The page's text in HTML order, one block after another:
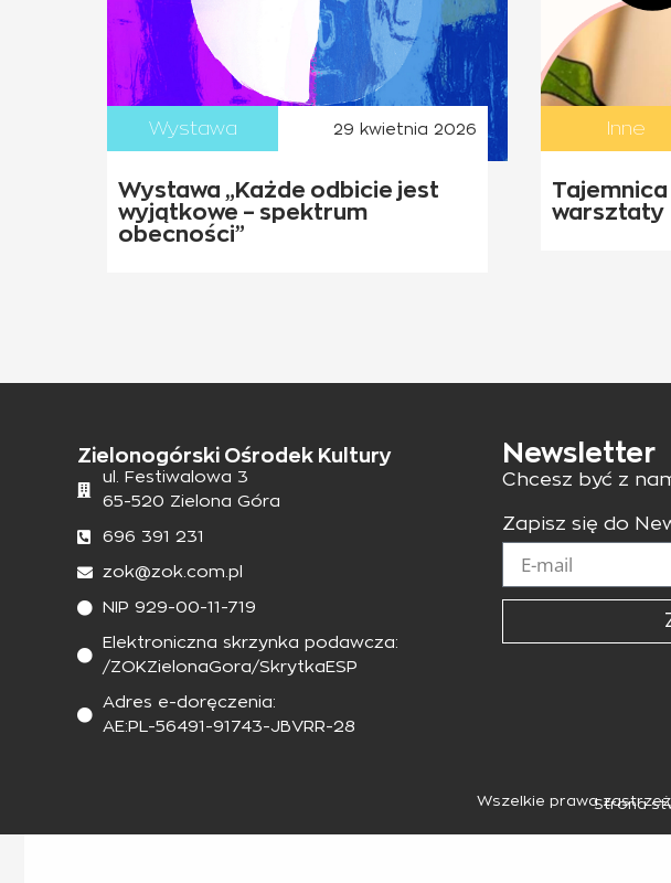
Wystawa 29 kwietnia 2026
Wystawa „Każde odbicie jest
wyjątkowe – spektrum
obecności”
Inne
warsztaty
Zielonogórski Ośrodek Kultury
ul. Festiwalowa 3
65-520 Zielona Góra
696 391 231
zok@zok.com.pl
NIP 929-00-11-719
Elektroniczna skrzynka podawcza:
/ZOKZielonaGora/SkrytkaESP
Adres e-doręczenia:
AE:PL-56491-91743-JBVRR-28
Newsletter
Chcesz być z
Zapisz się do
Wszelkie prawaStrona